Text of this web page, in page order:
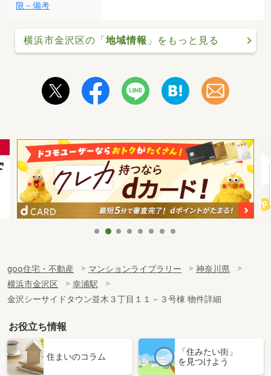
限－備考
横浜市金沢区の「地域情報 」をもっと見る
goo住宅・不動産 マンションライブラリー
神奈川県
横浜市金沢区
幸浦駅
金沢シーサイドタウン並木３丁目１１－３号棟 物件詳細
お役立ち情報
住まいのコラム
「住みたい街」
を見つけよう